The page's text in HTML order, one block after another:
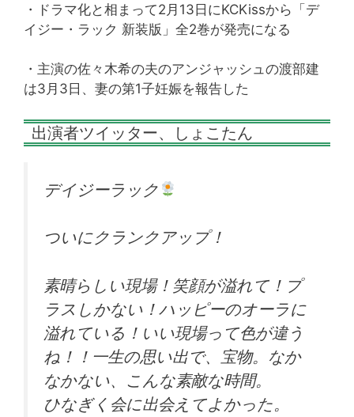
・ドラマ化と相まって2月13日にKCKissから「デ
イジー・ラック 新装版」全2巻が発売になる
・主演の佐々木希の夫のアンジャッシュの渡部建
は3月3日、妻の第1子妊娠を報告した
出演者ツイッター、しょこたん
デイジーラック
ついにクランクアップ！
素晴らしい現場！笑顔が溢れて！プ
ラスしかない！ハッピーのオーラに
溢れている！いい現場って色が違う
ね！！一生の思い出で、宝物。なか
なかない、こんな素敵な時間。
ひなぎく会に出会えてよかった。